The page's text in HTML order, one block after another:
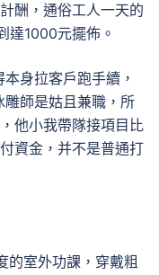
酬，通俗工人一天的
達1000元擺佈。
身拉客戶跑手續，
雕師是姑且兼職，所
他小我帶隊接項目比
資金，并不是普通打
的室外功課，穿戴粗